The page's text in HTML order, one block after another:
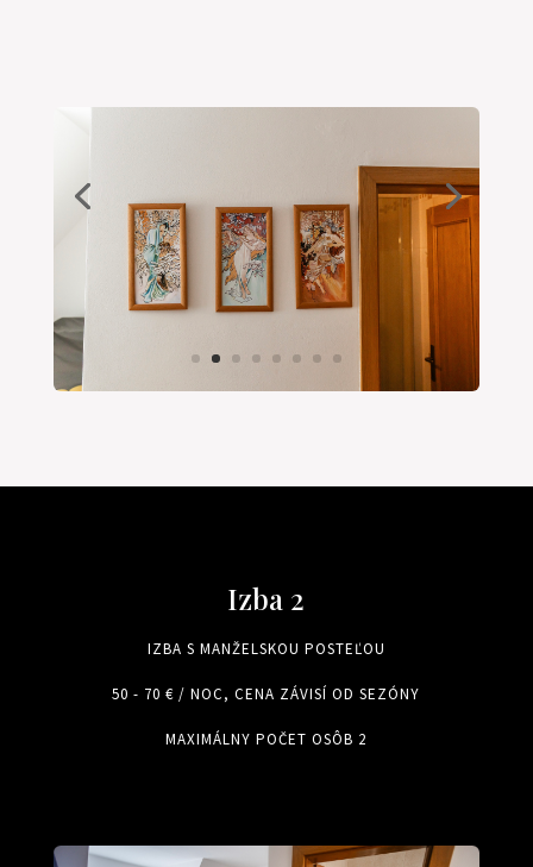
Izba 2
IZBA S MANŽELSKOU POSTEĽOU
50 - 70 € / NOC, CENA ZÁVISÍ OD SEZÓNY
MAXIMÁLNY POČET OSÔB 2